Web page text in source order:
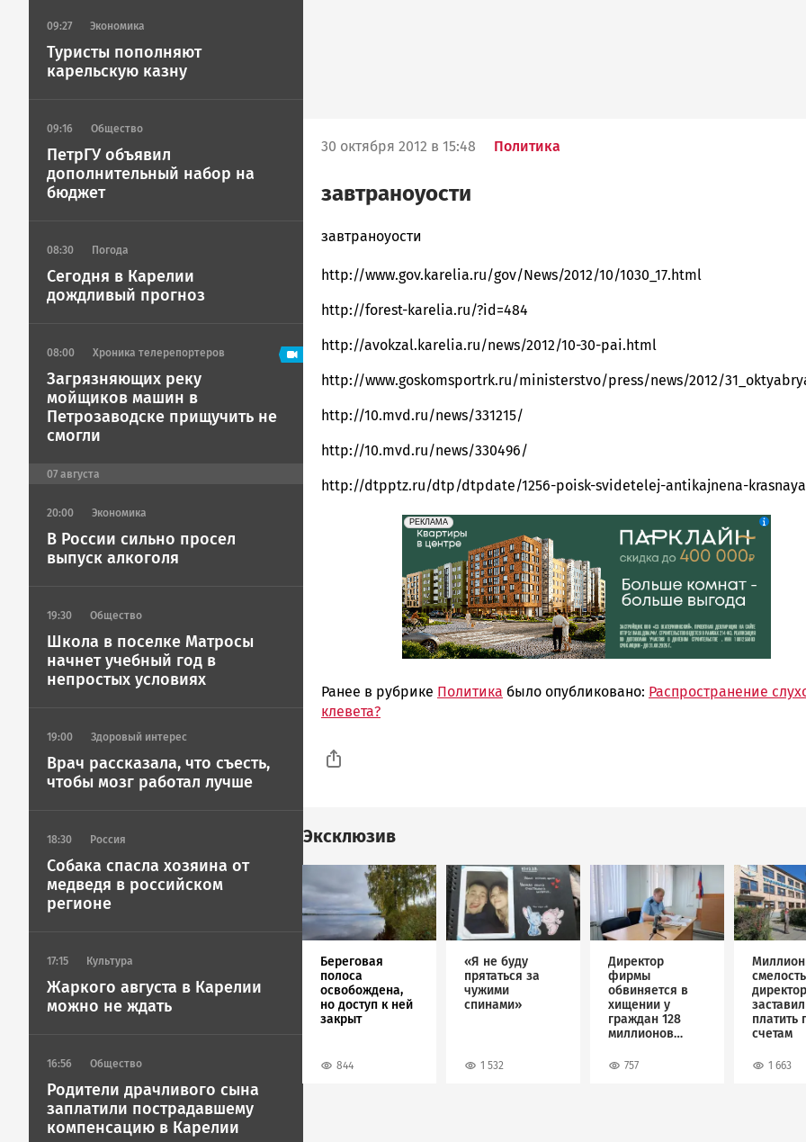
09:27 Экономика
Туристы пополняют
карельскую казну
09:16 Общество
ПетрГУ объявил
дополнительный набор на
бюджет
08:30 Погода
Сегодня в Карелии
дождливый прогноз
08:00 Хроника телерепортеров
Загрязняющих реку
мойщиков машин в
Петрозаводске прищучить не
смогли
07 августа
20:00 Экономика
В России сильно просел
выпуск алкоголя
19:30 Общество
Школа в поселке Матросы
начнет учебный год в
непростых условиях
19:00 Здоровый интерес
Врач рассказала, что съесть,
чтобы мозг работал лучше
18:30 Россия
Собака спасла хозяина от
медведя в российском
регионе
17:15 Культура
Жаркого августа в Карелии
можно не ждать
16:56 Общество
Родители драчливого сына
заплатили пострадавшему
компенсацию в Карелии
30 октября 2012 в 15:48 Политика
завтраноуости
admintimur
Петрозаводска
Карелии
|
Петрозаводск
ГОВОРИТ
завтраноуости
http://www.gov.karelia.ru/gov/News/2012/10/1030_17.html
http://forest-karelia.ru/?id=484
http://avokzal.karelia.ru/news/2012/10-30-pai.html
http://www.goskomsportrk.ru/ministerstvo/press/news/2012/
http://10.mvd.ru/news/331215/
http://10.mvd.ru/news/330496/
http://dtpptz.ru/dtp/dtpdate/1256-poisk-svidetelej-antikajnena-
erid: 2SDnjdeSPnB
РЕКЛАМА
Реклама
Ранее в рубрике Политика было опубликовано: Распространение
клевета?
Эксклюзив
Береговая
полоса
освобождена,
но доступ к ней
закрыт
844
Image
«Я не буду
прятаться за
чужими
спинами»
1 532
Директор
фирмы
обвиняется в
хищении у
граждан 128
миллионов
757
Image
платить
счетам
1 663